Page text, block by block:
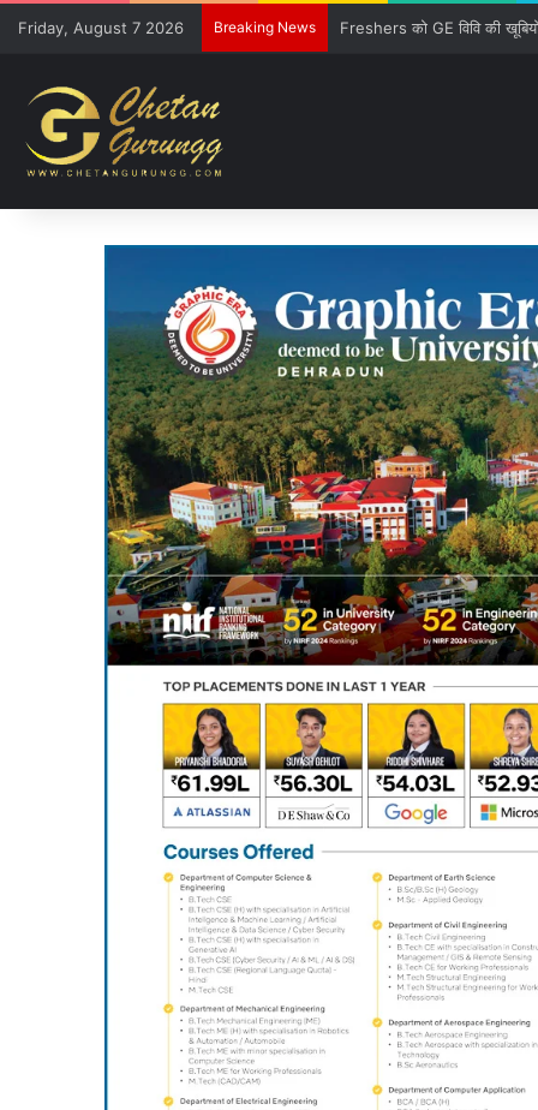
Friday, August 7 2026 Breaking News CM की गुजारिश-रेल मंत्री की